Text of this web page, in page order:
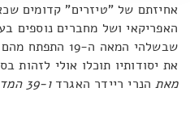
אחיזתם של "טיזרים" קדומים
האפריקאי ושל מחברים נוספים
שבשלהי המאה
את יסודותיו תוכלו אולי לזהות
מאתהנרי ריידר האגרד ו-39 המדרגות מאת